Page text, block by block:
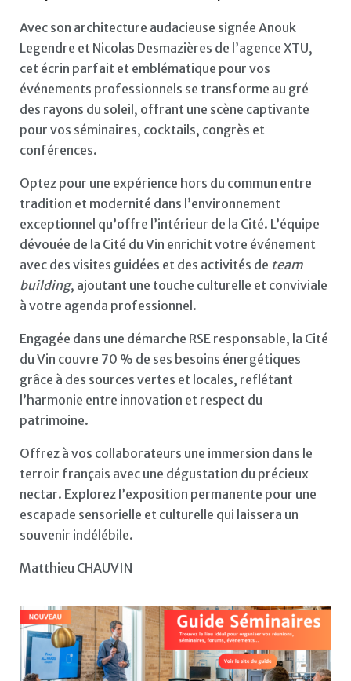
Avec son architecture audacieuse signée Anouk
Legendre et Nicolas Desmazières de l’agence XTU,
cet écrin parfait et emblématique pour vos
événements professionnels se transforme au gré
des rayons du soleil, offrant une scène captivante
pour vos séminaires, cocktails, congrès et
conférences.
Optez pour une expérience hors du commun entre
tradition et modernité dans l’environnement
exceptionnel qu’offre l’intérieur de la Cité. L’équipe
dévouée de la Cité du Vin enrichit votre événement
avec des visites guidées et des activités de team
building, ajoutant une touche culturelle et conviviale
à votre agenda professionnel.
Engagée dans une démarche RSE responsable, la Cité
du Vin couvre 70 % de ses besoins énergétiques
grâce à des sources vertes et locales, reflétant
l’harmonie entre innovation et respect du
patrimoine.
Offrez à vos collaborateurs une immersion dans le
terroir français avec une dégustation du précieux
nectar. Explorez l’exposition permanente pour une
escapade sensorielle et culturelle qui laissera un
souvenir indélébile.
Matthieu CHAUVIN